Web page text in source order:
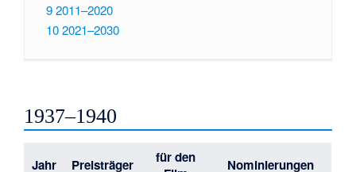
92011–2020
102021–2030
1937–1940
Jahr Preisträger
für den
Nominierungen